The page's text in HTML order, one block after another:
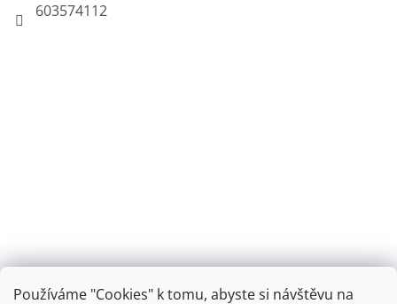
Používáme "Cookies" k tomu, abyste si návštěvu na
603574112